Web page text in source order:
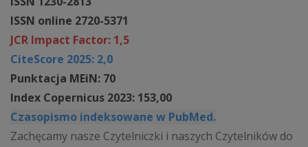
ISSN online 2720-5371
JCR Impact Factor: 1,5
CiteScore 2025: 2,0
Punktacja MEiN: 70
Index Copernicus 2023: 153,00
Czasopismo indeksowane w PubMed.
Zachęcamy nasze Czytelniczki i naszych Czytelników do